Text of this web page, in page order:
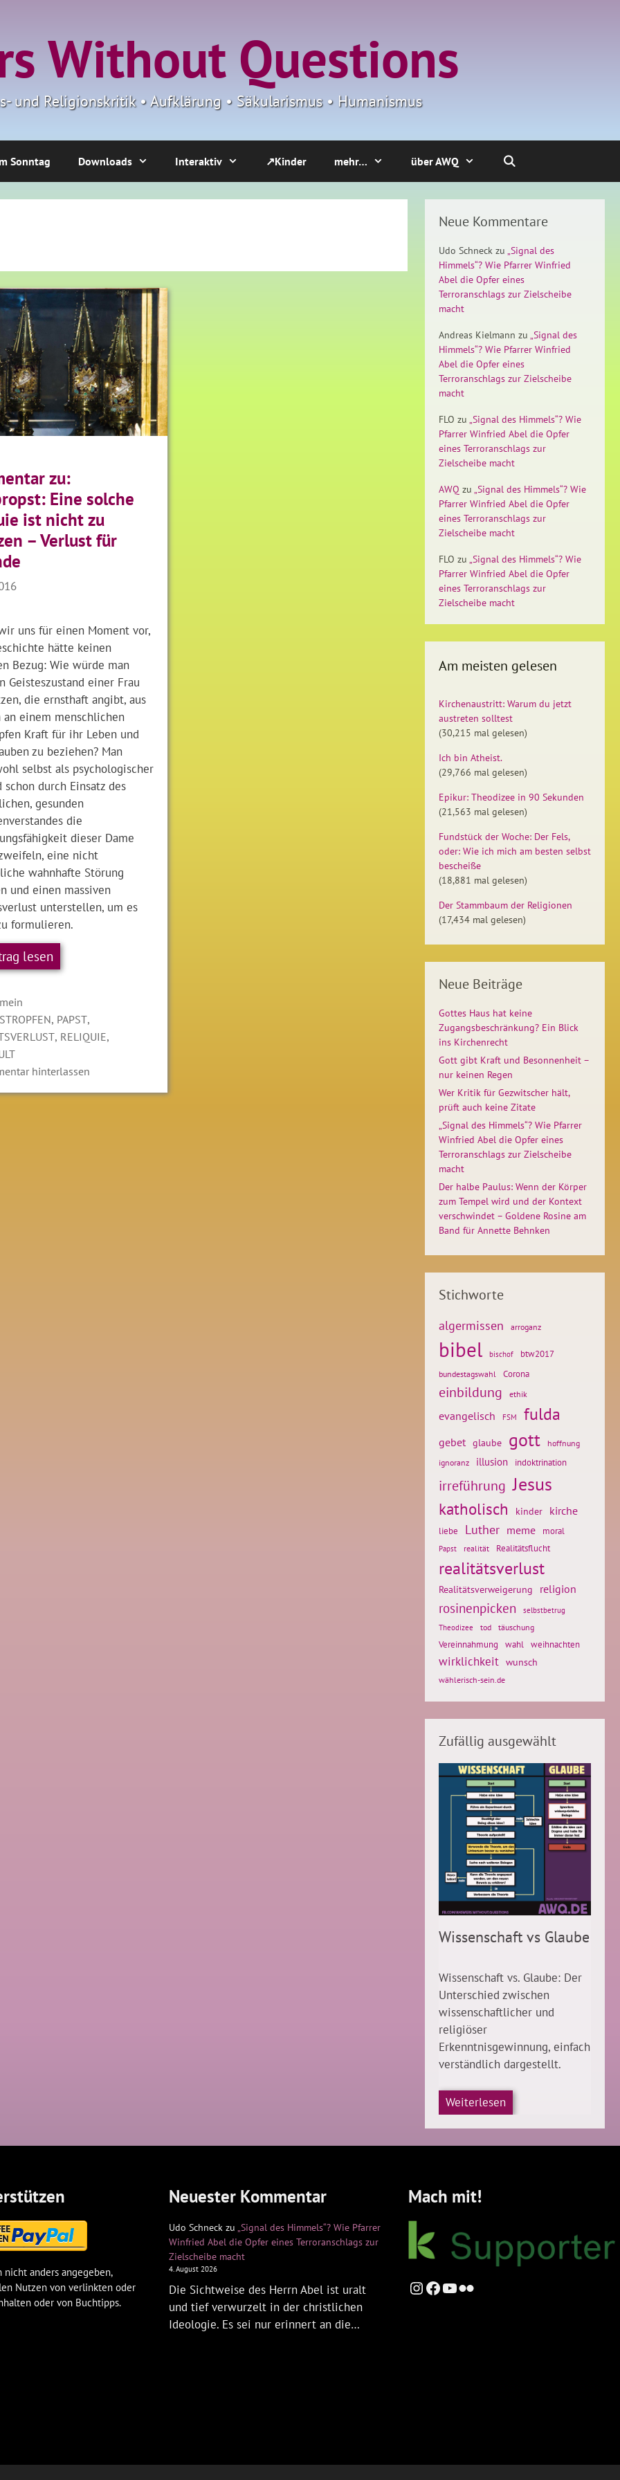
Without Questions
und Religionskritik • Aufklärung • Säkularismus • Humanismus
Sonntag Downloads Interaktiv ↗Kinder mehr… über AWQ
zu:
Eine solche
ist nicht zu
– Verlust für
uns für einen Moment vor,
hätte keinen
Bezug: Wie würde man
Geisteszustand einer Frau
die ernsthaft angibt, aus
an einem menschlichen
Kraft für ihr Leben und
zu beziehen? Man
selbst als psychologischer
schon durch Einsatz des
gesunden
die
dieser Dame
eine nicht
wahnhafte Störung
und einen massiven
unterstellen, um es
formulieren.
lesen
, PAPST,
, RELIQUIE,
hinterlassen
Neue Kommentare
Udo Schneck zu „Signal des
Himmels“? Wie Pfarrer Winfried
Abel die Opfer eines
Terroranschlags zur Zielscheibe
macht
Andreas Kielmann zu „Signal des
Himmels“? Wie Pfarrer Winfried
Abel die Opfer eines
Terroranschlags zur Zielscheibe
macht
FLO zu „Signal des Himmels“? Wie
Pfarrer Winfried Abel die Opfer
eines Terroranschlags zur
Zielscheibe macht
AWQ zu „Signal des Himmels“? Wie
Pfarrer Winfried Abel die Opfer
eines Terroranschlags zur
Zielscheibe macht
FLO zu „Signal des Himmels“? Wie
Pfarrer Winfried Abel die Opfer
eines Terroranschlags zur
Zielscheibe macht
Am meisten gelesen
Kirchenaustritt: Warum du jetzt
austreten solltest
(30,215 mal gelesen)
Ich bin Atheist.
(29,766 mal gelesen)
Epikur: Theodizee in 90 Sekunden
(21,563 mal gelesen)
Fundstück der Woche: Der Fels,
oder: Wie ich mich am besten selbst
bescheiße
(18,881 mal gelesen)
Der Stammbaum der Religionen
(17,434 mal gelesen)
Neue Beiträge
Gottes Haus hat keine
Zugangsbeschränkung? Ein Blick
ins Kirchenrecht
Gott gibt Kraft und Besonnenheit –
nur keinen Regen
Wer Kritik für Gezwitscher hält,
prüft auch keine Zitate
„Signal des Himmels“? Wie Pfarrer
Winfried Abel die Opfer eines
Terroranschlags zur Zielscheibe
macht
Der halbe Paulus: Wenn der Körper
zum Tempel wird und der Kontext
verschwindet – Goldene Rosine am
Band für Annette Behnken
Stichworte
algermissen arroganz
bibel bischof btw2017
bundestagswahl Corona
einbildung ethik
evangelisch FSM fulda
gebet glaube gott
hoffnung
ignoranz
illusion indoktrination
irreführung Jesus
katholisch kinder kirche
liebe Luther meme moral
Papst realität Realitätsflucht
realitätsverlust
Realitätsverweigerung religion
rosinenpicken
selbstbetrug
Theodizee
tod täuschung
Vereinnahmung wahl weihnachten
wirklichkeit wunsch
wählerisch-sein.de
Zufällig ausgewählt
Wissenschaft vs Glaube
Wissenschaft vs. Glaube: Der
Unterschied zwischen
wissenschaftlicher und
religiöser
Erkenntnisgewinnung, einfach
verständlich dargestellt.
Weiterlesen
nicht anders angegeben,
Nutzen von verlinkten oder
oder von Buchtipps.
Neuester Kommentar
Udo Schneck zu „Signal des Himmels“? Wie Pfarrer
Winfried Abel die Opfer eines Terroranschlags zur
Zielscheibe macht
4. August 2026
Die Sichtweise des Herrn Abel ist uralt
und tief verwurzelt in der christlichen
Ideologie. Es sei nur erinnert an die…
Mach mit!
Instagram
Facebook
YouTube
Flickr